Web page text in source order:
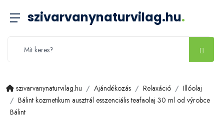
szivarvanynaturvilag.hu.
szivarvanynaturvilag.hu Ajándékozás Relaxáció
Illóolaj
Bálint kozmetikum ausztrál esszenciális teafaolaj 30 ml od výrobce
Bálint